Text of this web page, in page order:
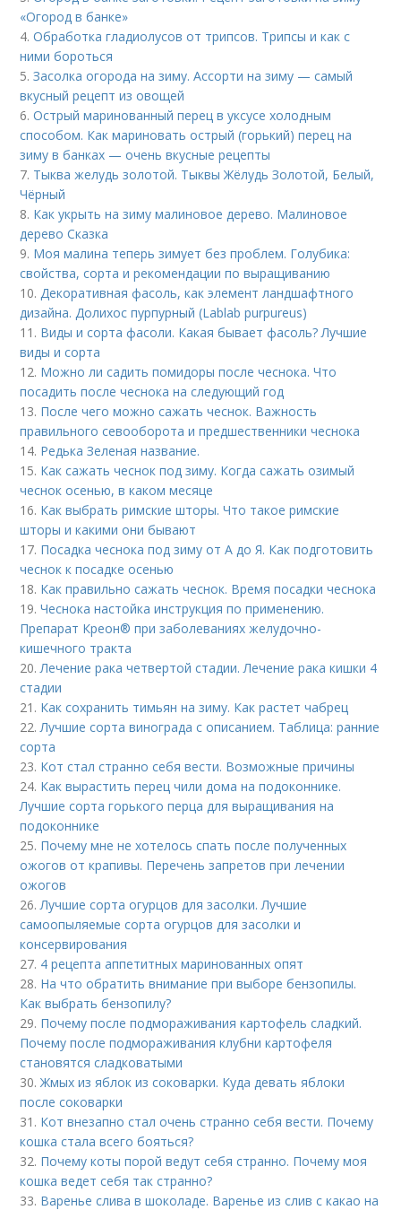
«Огород в банке»
4.Обработка гладиолусов от трипсов. Трипсы и как с
ними бороться
5.Засолка огорода на зиму. Ассорти на зиму — самый
вкусный рецепт из овощей
6.Острый маринованный перец в уксусе холодным
способом. Как мариновать острый (горький) перец на
зиму в банках — очень вкусные рецепты
7. Тыква желудь золотой. Тыквы Жёлудь Золотой, Белый,
Чёрный
8. Как укрыть на зиму малиновое дерево. Малиновое
дерево Сказка
9. Моя малина теперь зимует без проблем. Голубика:
свойства, сорта и рекомендации по выращиванию
10.Декоративная фасоль, как элемент ландшафтного
дизайна. Долихос пурпурный (Lablab purpureus)
11. Виды и сорта фасоли. Какая бывает фасоль? Лучшие
виды и сорта
12. Можно ли садить помидоры после чеснока. Что
посадить после чеснока на следующий год
13. После чего можно сажать чеснок. Важность
правильного севооборота и предшественники чеснока
14. Редька Зеленая название.
15. Как сажать чеснок под зиму. Когда сажать озимый
чеснок осенью, в каком месяце
16. Как выбрать римские шторы. Что такое римские
шторы и какими они бывают
17. Посадка чеснока под зиму от А до Я. Как подготовить
чеснок к посадке осенью
18. Как правильно сажать чеснок. Время посадки чеснока
19.Чеснока настойка инструкция по применению.
Препарат Креон® при заболеваниях желудочно-
кишечного тракта
20.Лечение рака четвертой стадии. Лечение рака кишки 4
стадии
21. Как сохранить тимьян на зиму. Как растет чабрец
22.Лучшие сорта винограда с описанием. Таблица: ранние
сорта
23. Кот стал странно себя вести. Возможные причины
24. Как вырастить перец чили дома на подоконнике.
Лучшие сорта горького перца для выращивания на
подоконнике
25. Почему мне не хотелось спать после полученных
ожогов от крапивы. Перечень запретов при лечении
ожогов
26.Лучшие сорта огурцов для засолки. Лучшие
самоопыляемые сорта огурцов для засолки и
консервирования
27. 4 рецепта аппетитных маринованных опят
28. На что обратить внимание при выборе бензопилы.
Как выбрать бензопилу?
29. Почему после подмораживания картофель сладкий.
Почему после подмораживания клубни картофеля
становятся сладковатыми
30.Жмых из яблок из соковарки. Куда девать яблоки
после соковарки
31. Кот внезапно стал очень странно себя вести. Почему
кошка стала всего бояться?
32. Почему коты порой ведут себя странно. Почему моя
кошка ведет себя так странно?
33. Варенье слива в шоколаде. Варенье из слив с какао на